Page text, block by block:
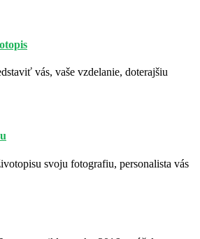
vás, vaše vzdelanie, doterajšiu
svoju fotografiu, personalista vás